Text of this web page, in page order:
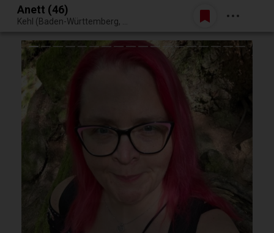
Egy jó randiból bármi lehet.
Belépés
Anett (46)